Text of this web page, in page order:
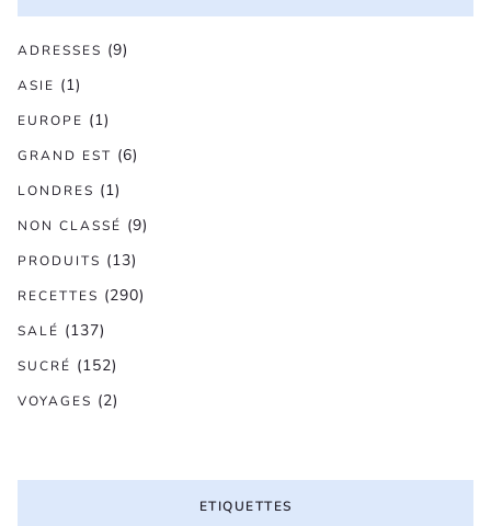
ADRESSES (9)
ASIE (1)
EUROPE (1)
GRAND EST (6)
LONDRES (1)
NON CLASSÉ (9)
PRODUITS (13)
RECETTES (290)
SALÉ (137)
SUCRÉ (152)
VOYAGES (2)
ETIQUETTES